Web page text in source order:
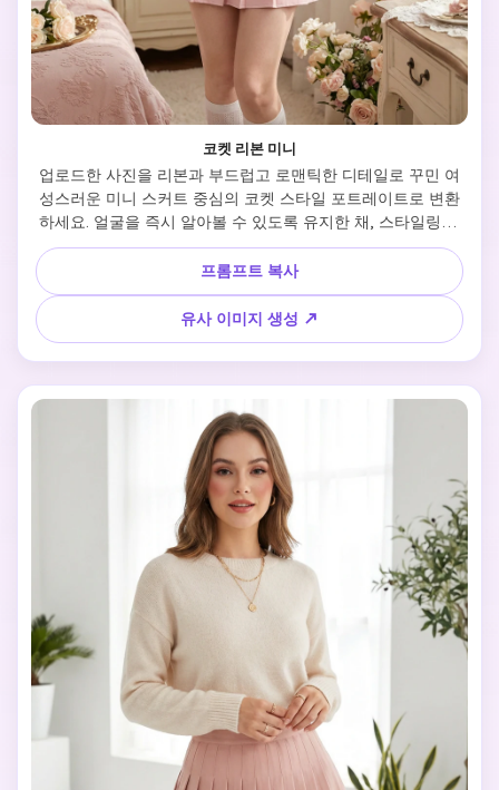
코켓 리본 미니
업로드한 사진을 리본과 부드럽고 로맨틱한 디테일로 꾸민 여
성스러운 미니 스커트 중심의 코켓 스타일 포트레이트로 변환
하세요. 얼굴을 즉시 알아볼 수 있도록 유지한 채, 스타일링을
꿈같은 트렌드 패션 이미지로 전환합니다. 전신 포즈, 파스텔
색상, 새틴 또는 플리츠 질감, 섬세한 악세사리, 부드러운 컬 또
는 단정한 헤어, 부드러운 창가 광, 밝은 침실/스튜디오/로맨틱
배경. 결과물은 달콤하고 정제되어 핀터레스트에 적합하면서
도 사실성과 닮은 느낌을 유지합니다.
프롬프트 복사
유사 이미지 생성 ↗